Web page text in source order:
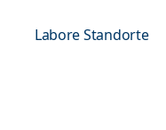
Labore Standorte